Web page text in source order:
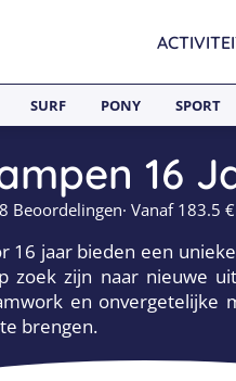
SURF PONY SPORT
16
Beoordelingen· Vanaf 183.5 €
16 jaar bieden een
zoek zijn naar nieuwe
en
brengen.